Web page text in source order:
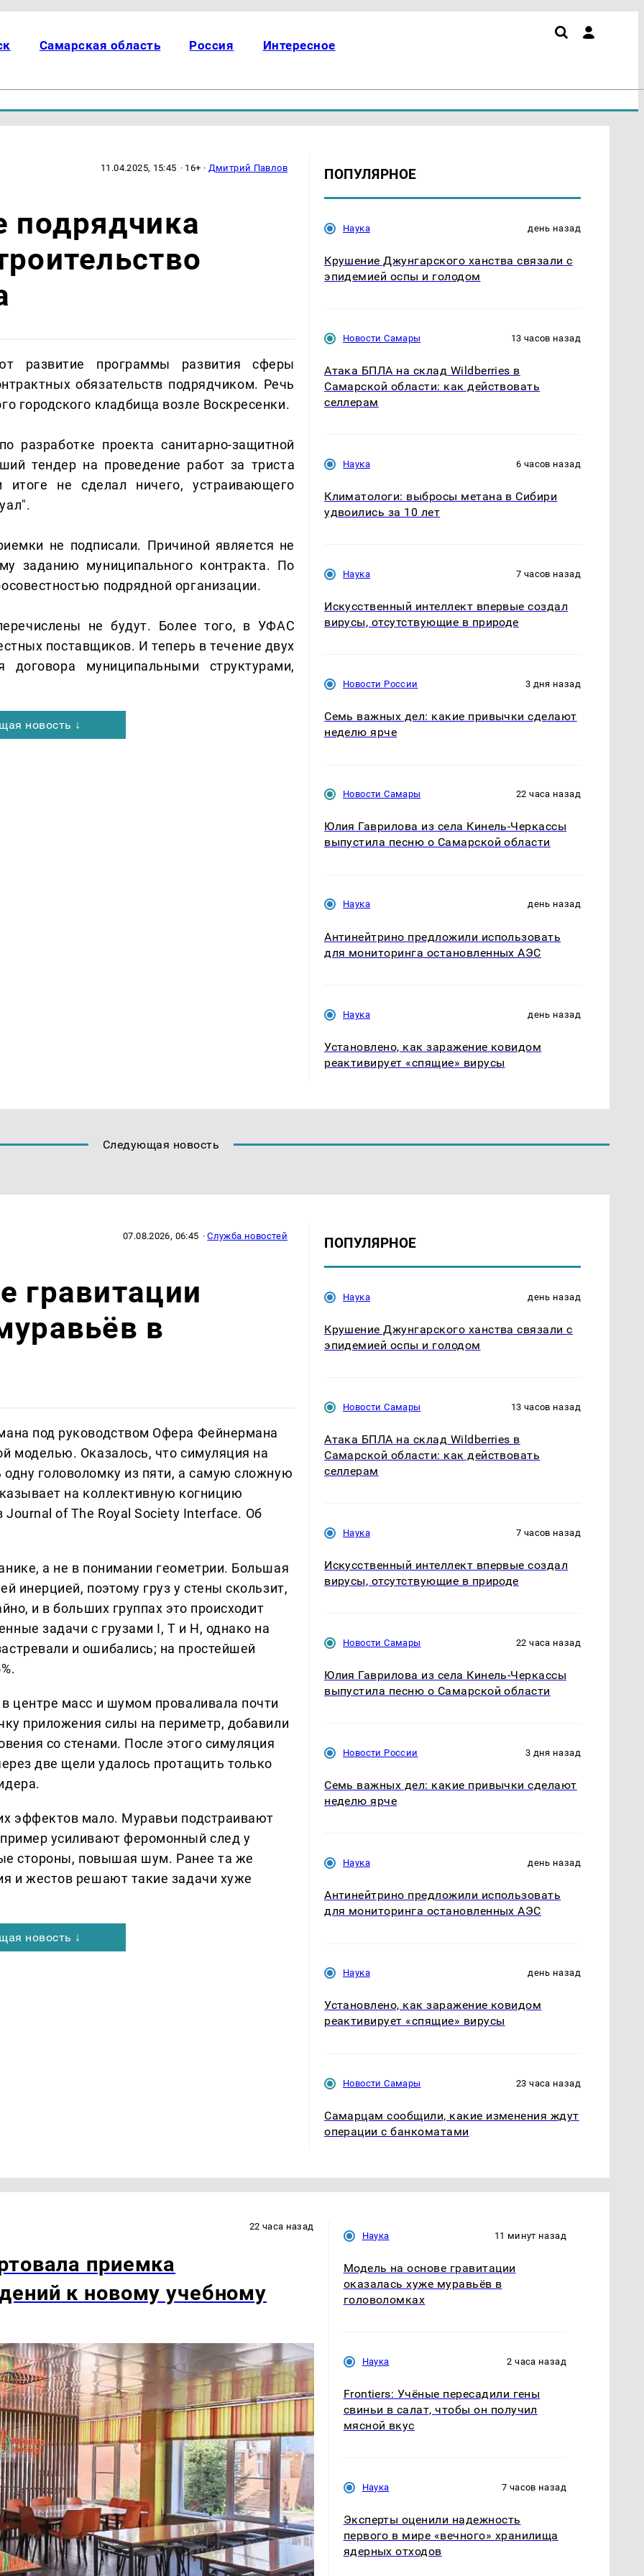
Самарская область Россия Интересное
11.04.2025, 15:45 · 16+ · Дмитрий Павлов
подрядчика
развитие программы развития сферы
обязательств подрядчиком. Речь
городского кладбища возле Воскресенки.
разработке проекта санитарно-защитной
тендер на проведение работ за триста
не сделал ничего, устраивающего
не подписали. Причиной является не
заданию муниципального контракта. По
подрядной организации.
не будут. Более того, в УФАС
поставщиков. И теперь в течение двух
муниципальными структурами,
новость ↓
ПОПУЛЯРНОЕ
Наука день назад
Крушение Джунгарского ханства связали с
эпидемией оспы и голодом
Новости Самары 13 часов назад
Атака БПЛА на склад Wildberries в
Самарской области: как действовать
селлерам
Наука 6 часов назад
Климатологи: выбросы метана в Сибири
удвоились за 10 лет
Наука 7 часов назад
Искусственный интеллект впервые создал
вирусы, отсутствующие в природе
Новости России 3 дня назад
Семь важных дел: какие привычки сделают
неделю ярче
Новости Самары 22 часа назад
Юлия Гаврилова из села Кинель-Черкассы
выпустила песню о Самарской области
Наука день назад
Антинейтрино предложили использовать
для мониторинга остановленных АЭС
Наука день назад
Установлено, как заражение ковидом
реактивирует «спящие» вирусы
Следующая новость
07.08.2026, 06:45 ·Служба новостей
гравитации
в
под руководством Офера Фейнермана
моделью. Оказалось, что симуляция на
головоломку из пяти, а самую сложную
на коллективную когницию
of The Royal Society Interface. Об
а не в понимании геометрии. Большая
инерцией, поэтому груз у стены скользит,
и в больших группах это происходит
задачи с грузами I, T и H, однако на
и ошибались; на простейшей
центре масс и шумом проваливала почти
приложения силы на периметр, добавили
со стенами. После этого симуляция
две щели удалось протащить только
эффектов мало. Муравьи подстраивают
усиливают феромонный след у
стороны, повышая шум. Ранее та же
и жестов решают такие задачи хуже
новость ↓
ПОПУЛЯРНОЕ
Наука день назад
Крушение Джунгарского ханства связали с
эпидемией оспы и голодом
Новости Самары 13 часов назад
Атака БПЛА на склад Wildberries в
Самарской области: как действовать
селлерам
Наука 7 часов назад
Искусственный интеллект впервые создал
вирусы, отсутствующие в природе
Новости Самары 22 часа назад
Юлия Гаврилова из села Кинель-Черкассы
выпустила песню о Самарской области
Новости России 3 дня назад
Семь важных дел: какие привычки сделают
неделю ярче
Наука день назад
Антинейтрино предложили использовать
для мониторинга остановленных АЭС
Наука день назад
Установлено, как заражение ковидом
реактивирует «спящие» вирусы
Новости Самары 23 часа назад
Самарцам сообщили, какие изменения ждут
операции с банкоматами
22 часа назад
приемка
к новому учебному
Наука 11 минут назад
Модель на основе гравитации
оказалась хуже муравьёв в
головоломках
Наука 2 часа назад
Frontiers: Учёные пересадили гены
свиньи в салат, чтобы он получил
мясной вкус
Наука 7 часов назад
Эксперты оценили надежность
первого в мире «вечного» хранилища
ядерных отходов